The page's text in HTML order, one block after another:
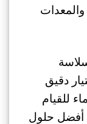
والمعدات
دقيق
للقيام
أفضل حلول